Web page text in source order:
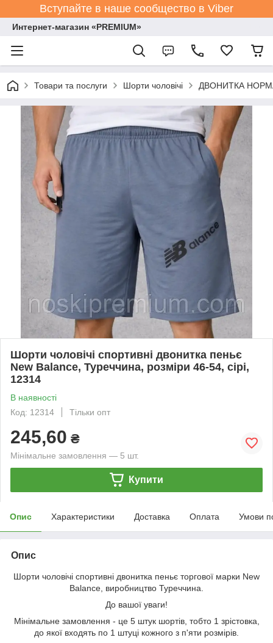
Вступайте в наше сообщество в Viber
Интернет-магазин «PREMIUM»
Товари та послуги Шорти чоловічі ДВОНИТКА НОРМА
Шорти чоловічі спортивні двонитка пеньє
New Balance, Туреччина, розміри 46-54, сірі,
12314
В наявності
Код: 12314
Тільки опт
245,60 ₴
Мінімальне замовлення — 5 шт.
Купити
Опис Характеристики Доставка Оплата Умови
Опис
Шорти чоловічі спортивні двонитка пеньє торгової марки New
Balance, виробництво Туреччина.
До вашої уваги!
Мінімальне замовлення - це 5 штук шортів, тобто 1 зрістовка,
до якої входять по 1 штуці кожного з п'яти розмірів.